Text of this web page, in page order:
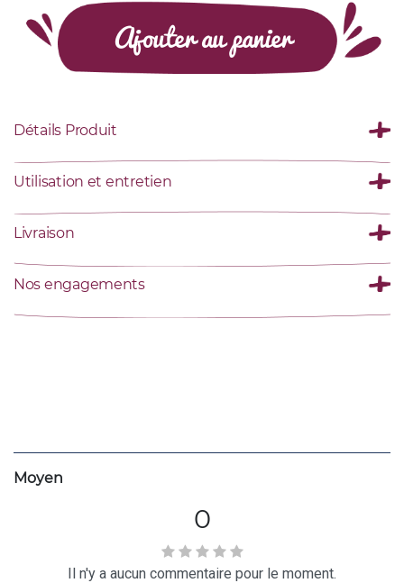
Ajouter au panier
Détails Produit
Utilisation et entretien
Livraison
Nos engagements
Moyen
0
Il n'y a aucun commentaire pour le moment.